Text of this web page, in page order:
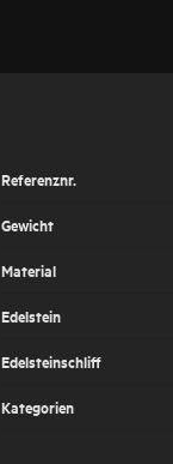
Referenznr.
Gewicht
Material
Edelstein
Edelsteinschliff
Kategorien